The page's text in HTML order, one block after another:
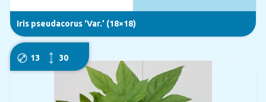
Iris pseudacorus ‘Var.’ (18×18)
13 30